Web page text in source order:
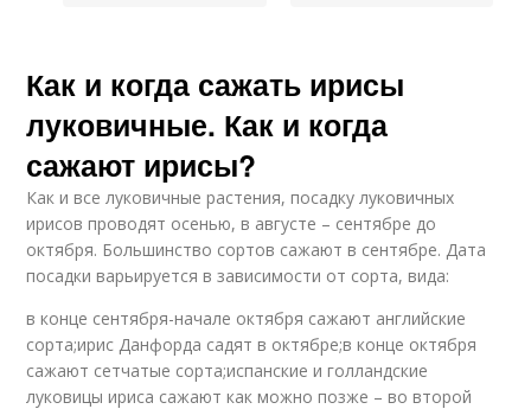
Как и когда сажать ирисы
луковичные. Как и когда
сажают ирисы?
Как и все луковичные растения, посадку луковичных
ирисов проводят осенью, в августе – сентябре до
октября. Большинство сортов сажают в сентябре. Дата
посадки варьируется в зависимости от сорта, вида:
в конце сентября-начале октября сажают английские
сорта;ирис Данфорда садят в октябре;в конце октября
сажают сетчатые сорта;испанские и голландские
луковицы ириса сажают как можно позже – во второй